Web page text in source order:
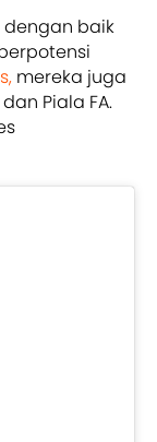
dengan baik
mereka juga
dan Piala FA.